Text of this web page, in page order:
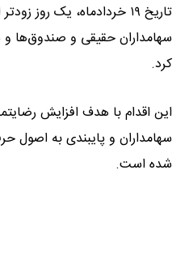
تاریخ ۱۹ خردادماه، یک روز
سهامداران حقیقی و صندوق‌ها و
کرد.
این اقدام با هدف افزایش
سهامداران و پایبندی به اصول
شده است.